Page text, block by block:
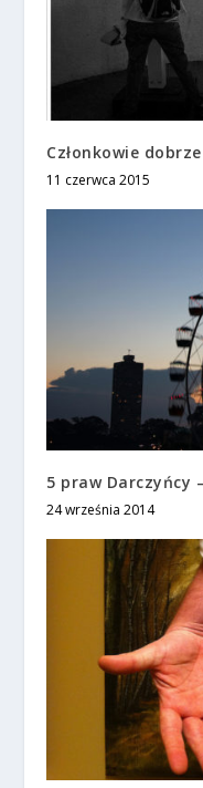
Członkowie
11 czerwca 2015
5 praw Darczyńcy
24 września 2014